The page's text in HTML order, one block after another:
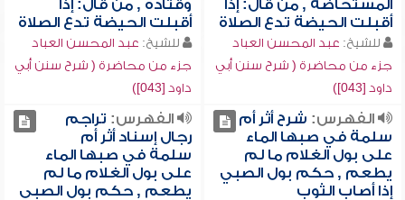
المستحاضة , من قال: إذا
أقبلت الحيضة تدع الصلاة
للشيخ: عبد المحسن العباد
جزء من محاضرة ( شرح سنن أبي
داود [043])
وقتادة , من قال: إذا
أقبلت الحيضة تدع الصلاة
للشيخ: عبد المحسن العباد
جزء من محاضرة ( شرح سنن أبي
داود [043])
الفهرس: شرح أثر أم
سلمة في صبها الماء
على بول الغلام ما لم
يطعم , حكم بول الصبي
إذا أصاب الثوب
الفهرس: تراجم
رجال إسناد أثر أم
سلمة في صبها الماء
على بول الغلام ما لم
يطعم , حكم بول الصبي